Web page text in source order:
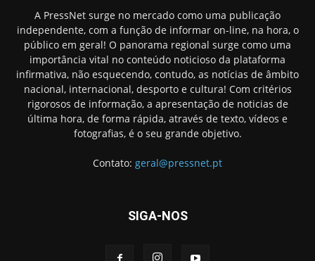
A PressNet surge no mercado como uma publicação
independente, com a função de informar on-line, na hora, o
público em geral! O panorama regional surge como uma
importância vital no conteúdo noticioso da plataforma
infirmativa, não esquecendo, contudo, as notícias de âmbito
nacional, internacional, desporto e cultura! Com critérios
rigorosos de informação, a apresentação de noticias de
última hora, de forma rápida, através de texto, vídeos e
fotografias, é o seu grande objetivo.
Contato: geral@pressnet.pt
SIGA-NOS